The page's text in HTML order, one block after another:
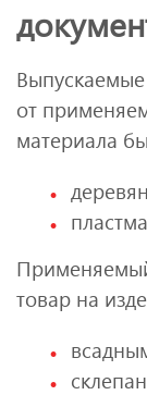
от
материала
товар на